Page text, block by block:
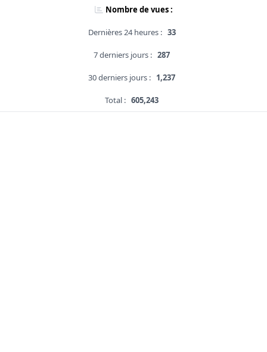
Nombre de vues :
Dernières 24 heures : 33
7 derniers jours : 287
30 derniers jours : 1,237
Total : 605,243